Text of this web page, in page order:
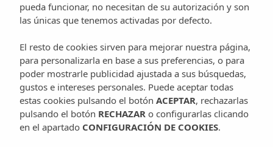
El agroturismo yhotel con encanto Can
Planells , se emplaza en una verdaderacasa
ibicencay su finca, situada en las proximidades
del pueblo de Sant Miquel de Balansat
perteneciente al municipio de Sant Joan de
pueda funcionar, no necesitan de su autorización y son
las únicas que tenemos activadas por defecto.
El resto de cookies sirven para mejorar nuestra página,
para personalizarla en base a sus preferencias, o para
poder mostrarle publicidad ajustada a sus búsquedas,
gustos e intereses personales. Puede aceptar todas
estas cookies pulsando el botón ACEPTAR, rechazarlas
pulsando el botón RECHAZAR o configurarlas clicando
en el apartado CONFIGURACIÓN DE COOKIES.